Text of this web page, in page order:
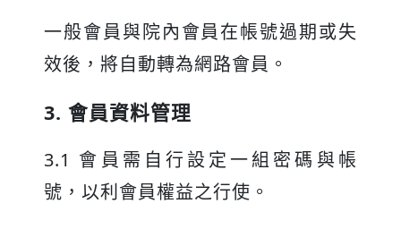
一般會員與院內會員在帳號過期或失
效後，將自動轉為網路會員。
3. 會員資料管理
3.1 會員需自行設定一組密碼與帳
號，以利會員權益之行使。